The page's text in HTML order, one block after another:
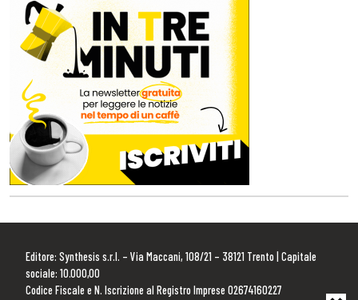
Editore: Synthesis s.r.l. – Via Maccani, 108/21 – 38121 Trento | Capitale
sociale: 10.000,00
Codice Fiscale e N. Iscrizione al Registro Imprese 02674160227